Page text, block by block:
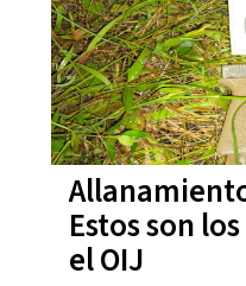
Estos son
el OIJ